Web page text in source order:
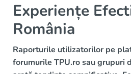
Experiențe
România
Raporturile utilizatorilor pe
forumurile TPU.ro sau grupuri